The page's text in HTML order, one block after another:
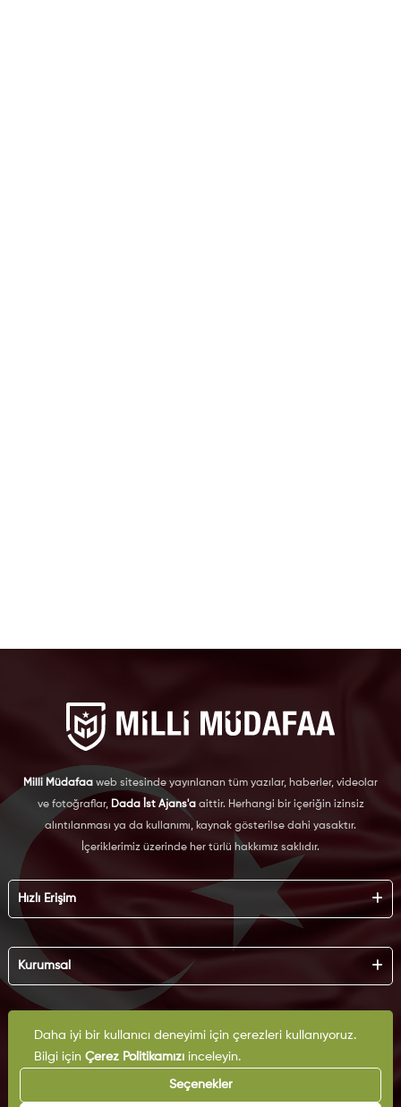
Milli Müdafaa web sitesinde yayınlanan tüm yazılar, haberler, videolar
ve fotoğraflar, Dada İst Ajans'aaittir. Herhangi bir içeriğin izinsiz
alıntılanması ya da kullanımı, kaynak gösterilse dahi yasaktır.
İçeriklerimiz üzerinde her türlü hakkımız saklıdır.
Hızlı Erişim
Künye
Reklam
İletişim
Yazarlar
Kurumsal
KVKK
Çerez Politikası
Kullanım Şartları
Yayın İlkeleri
Daha iyi bir kullanıcı deneyimi için çerezleri kullanıyoruz.
Bilgi için Çerez Politikamızıinceleyin.
Seçenekler